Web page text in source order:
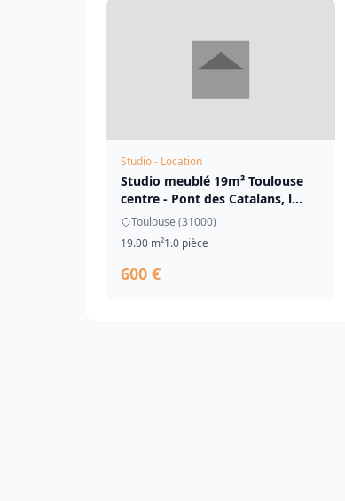
Studio - Location
Studio meublé 19m² Toulouse
centre - Pont des Catalans, l...
Toulouse (31000)
19.00 m²1.0 pièce
600 €